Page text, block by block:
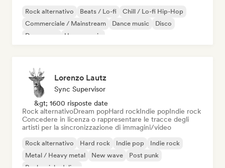
Rock alternativo Beats / Lo-fi
Chill / Lo-fi Hip-Hop
Commerciale / Mainstream
Dance music
Disco
Dream pop
House music
Lorenzo Lautz
Sync Supervisor
&gt; 1600 risposte date
Rock alternativoDream popHard rockIndie popIndie rock
Concedere in licenza o rappresentare le tracce degli
artisti per la sincronizzazione di immagini/video
Rock alternativo Hard rock Indie pop
Indie rock
Metal / Heavy metal
New wave
Post punk